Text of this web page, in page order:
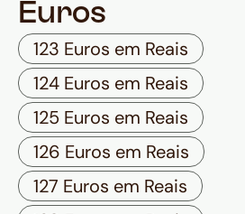
Euros
123 Euros em Reais
124 Euros em Reais
125 Euros em Reais
126 Euros em Reais
127 Euros em Reais